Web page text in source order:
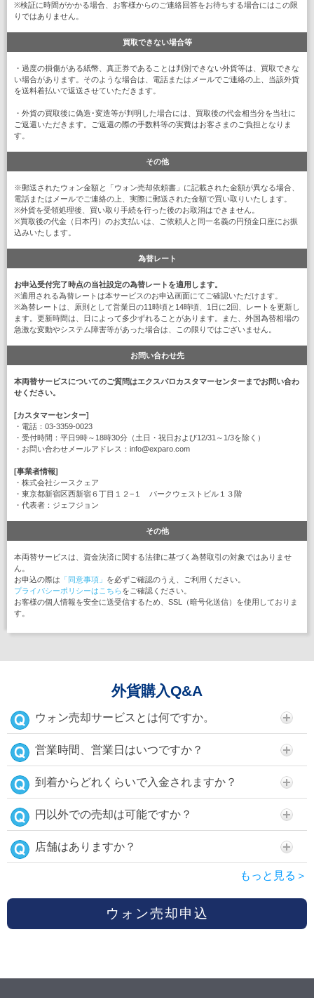
※検証に時間がかかる場合、お客様からのご連絡回答をお待ちする場合にはこの限
りではありません。
買取できない場合等
・過度の損傷がある紙幣、真正券であることは判別できない外貨等は、買取できな
い場合があります。そのような場合は、電話またはメールでご連絡の上、当該外貨
を送料着払いで返送させていただきます。
・外貨の買取後に偽造･変造等が判明した場合には、買取後の代金相当分を当社に
ご返還いただきます。ご返還の際の手数料等の実費はお客さまのご負担となりま
す。
その他
※郵送されたウォン金額と「ウォン売却依頼書」に記載された金額が異なる場合、
電話またはメールでご連絡の上、実際に郵送された金額で買い取りいたします。
※外貨を受領処理後、買い取り手続を行った後のお取消はできません。
※買取後の代金（日本円）のお支払いは、ご依頼人と同一名義の円預金口座にお振
込みいたします。
為替レート
お申込受付完了時点の当社設定の為替レートを適用します。
※適用される為替レートは本サービスのお申込画面にてご確認いただけます。
※為替レートは、原則として営業日の11時頃と14時頃、1日に2回、レートを更新し
ます。更新時間は、日によって多少ずれることがあります。また、外国為替相場の
急激な変動やシステム障害等があった場合は、この限りではございません。
お問い合わせ先
本両替サービスについてのご質問はエクスパロカスタマーセンターまでお問い合わ
せください。
[カスタマーセンター]
・電話：03-3359-0023
・受付時間：平日9時～18時30分（土日・祝日および12/31～1/3を除く）
・お問い合わせメールアドレス：info@exparo.com
[事業者情報]
・株式会社シースクェア
・東京都新宿区西新宿６丁目１２−１ パークウェストビル１３階
・代表者：ジェフジョン
その他
本両替サービスは、資金決済に関する法律に基づく為替取引の対象ではありませ
ん。
お申込の際は 「同意事項」 を必ずご確認のうえ、ご利用ください。
プライバシーポリシーはこちらをご確認ください。
お客様の個人情報を安全に送受信するため、SSL（暗号化送信）を使用しておりま
す。
外貨購入Q&A
ウォン売却サービスとは何ですか。
営業時間、営業日はいつですか？
到着からどれくらいで入金されますか？
円以外での売却は可能ですか？
店舗はありますか？
もっと見る＞
ウォン売却申込